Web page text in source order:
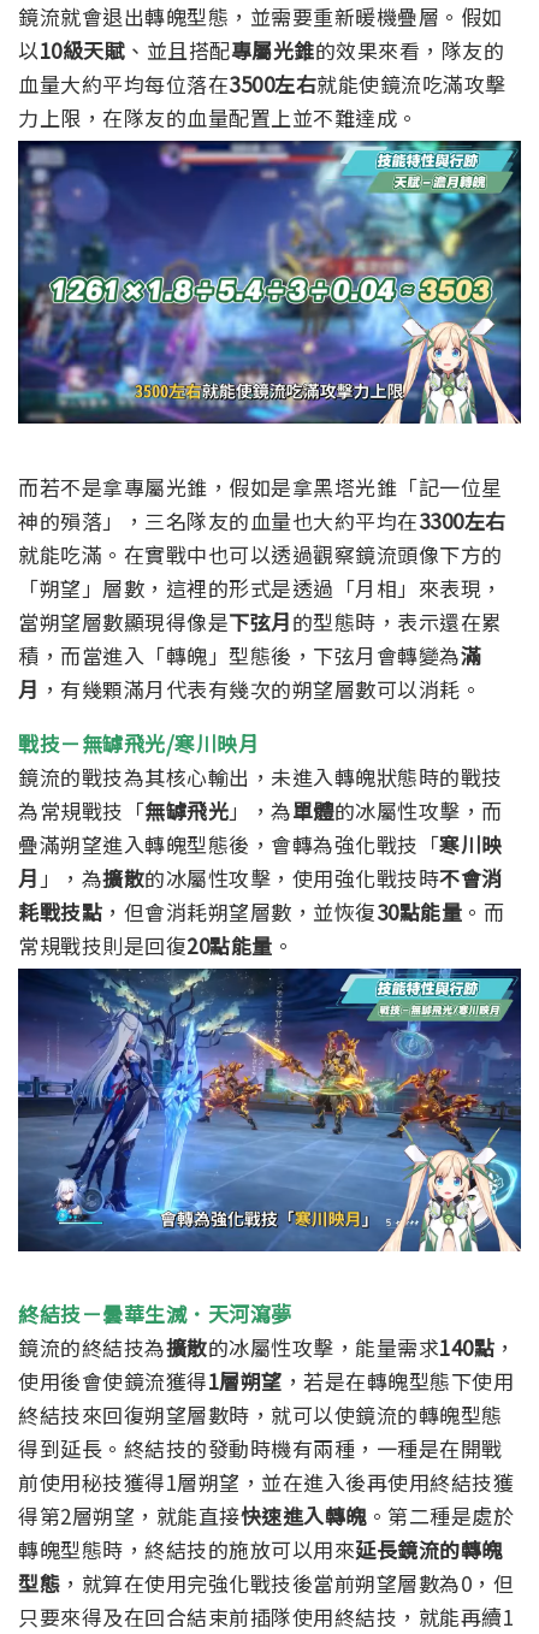
鏡流就會退出轉魄型態，並需要重新暖機疊層。 假如
以10級天賦 、並且搭配專屬光錐的效果來看，隊友的
血量大約平均每位落在3500左右就能使鏡流吃滿攻擊
力上限，在隊友的血量配置上並不難達成。
而若不是拿專屬光錐，假如是拿黑塔光錐「記一位星
神的殞落」，三名隊友的血量也大約平均在3300左右
就能吃滿。 在實戰中也可以透過觀察鏡流頭像下方的
「朔望」層數，這裡的形式是透過「月相」來表現，
當朔望層數顯現得像是下弦月的型態時，表示還在累
積，而當進入「轉魄」型態後，下弦月會轉變為滿
月 ，有幾顆滿月代表有幾次的朔望層數可以消耗。
戰技－無罅飛光/寒川映月
鏡流的戰技為其核心輸出，未進入轉魄狀態時的戰技
為常規戰技「無罅飛光」，為單體的冰屬性攻擊，而
疊滿朔望進入轉魄型態後，會轉為強化戰技「寒川映
月 」，為擴散的冰屬性攻擊，使用強化戰技時不會消
耗戰技點 ，但會消耗朔望層數，並恢復30點能量 。而
常規戰技則是回復20點能量 。
終結技－曇華生滅．天河瀉夢
鏡流的終結技為擴散的冰屬性攻擊，能量需求140點 ，
使用後會使鏡流獲得1層朔望 ，若是在轉魄型態下使用
終結技來回復朔望層數時，就可以使鏡流的轉魄型態
得到延長。 終結技的發動時機有兩種，一種是在開戰
前使用秘技獲得1層朔望，並在進入後再使用終結技獲
得第2層朔望，就能直接快速進入轉魄。 第二種是處於
轉魄型態時，終結技的施放可以用來延長鏡流的轉魄
型態 ，就算在使用完強化戰技後當前朔望層數為0，但
只要來得及在回合結束前插隊使用終結技，就能再續1